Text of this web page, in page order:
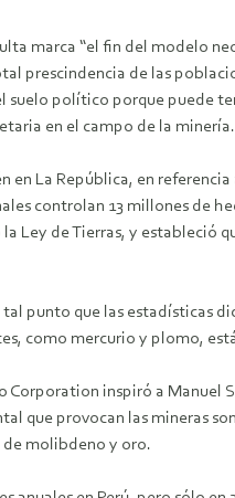
marca “el fin del modelo
prescindencia de las
político porque puede
en el campo de la minería.
en La República, en
controlan 13 millones de
Ley de Tierras, y
punto que las estadísticas
como mercurio y plomo,
inspiró a Manuel
que provocan las mineras
molibdeno y oro.